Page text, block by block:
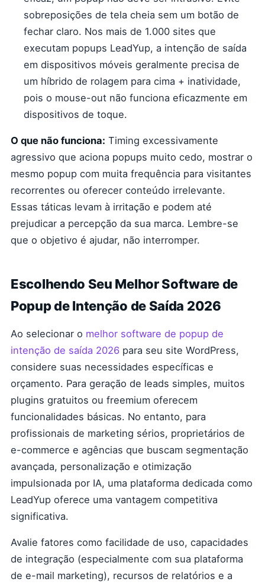
sobreposições de tela cheia sem um botão de
fechar claro. Nos mais de 1.000 sites que
executam popups LeadYup, a intenção de saída
em dispositivos móveis geralmente precisa de
um híbrido de rolagem para cima + inatividade,
pois o mouse-out não funciona eficazmente em
dispositivos de toque.
O que não funciona: Timing excessivamente
agressivo que aciona popups muito cedo, mostrar o
mesmo popup com muita frequência para visitantes
recorrentes ou oferecer conteúdo irrelevante.
Essas táticas levam à irritação e podem até
prejudicar a percepção da sua marca. Lembre-se
que o objetivo é ajudar, não interromper.
Escolhendo Seu Melhor Software de
Popup de Intenção de Saída 2026
Ao selecionar o melhor software de popup de
intenção de saída 2026 para seu site WordPress,
considere suas necessidades específicas e
orçamento. Para geração de leads simples, muitos
plugins gratuitos ou freemium oferecem
funcionalidades básicas. No entanto, para
profissionais de marketing sérios, proprietários de
e-commerce e agências que buscam segmentação
avançada, personalização e otimização
impulsionada por IA, uma plataforma dedicada como
LeadYup oferece uma vantagem competitiva
significativa.
Avalie fatores como facilidade de uso, capacidades
de integração (especialmente com sua plataforma
de e-mail marketing), recursos de relatórios e a